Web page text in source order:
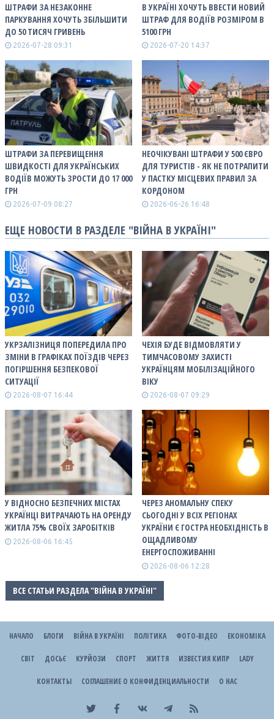
ШТРАФИ ЗА НЕЗАКОННЕ
ПАРКУВАННЯ ХОЧУТЬ ЗБІЛЬШИТИ
ДО 50 ТИСЯЧ ГРИВЕНЬ
2026-07-28 09:31
В УКРАЇНІ ХОЧУТЬ ВВЕСТИ НОВИЙ
ШТРАФ ДЛЯ ВОДІЇВ РОЗМІРОМ В
5100 ГРН
2026-07-20 14:37
ШТРАФИ ЗА ПЕРЕВИЩЕННЯ
ШВИДКОСТІ ДЛЯ УКРАЇНСЬКИХ
ВОДІЇВ МОЖУТЬ ЗРОСТИ ДО 17 000
ГРН
2026-07-09 08:27
НЕОЧІКУВАНІ ШТРАФИ У 500 ЄВРО
ДЛЯ ТУРИСТІВ - ЯК НЕ ПОТРАПИТИ
У ПАСТКУ МІСЦЕВИХ ПРАВИЛ ЗА
КОРДОНОМ
2026-06-26 16:48
ЕЩЕ НОВОСТИ В РАЗДЕЛЕ "ВІЙНА В УКРАЇНІ"
УКРЗАЛІЗНИЦЯ ПОПЕРЕДИЛА ПРО
ЗМІНИ В ГРАФІКАХ ПОЇЗДІВ ЧЕРЕЗ
ПОГІРШЕННЯ БЕЗПЕКОВОЇ
СИТУАЦІЇ
2026-08-07 16:44
ЧЕХІЯ БУДЕ ВІДМОВЛЯТИ У
ТИМЧАСОВОМУ ЗАХИСТІ
УКРАЇНЦЯМ МОБІЛІЗАЦІЙНОГО
ВІКУ
2026-08-07 09:29
У ВІДНОСНО БЕЗПЕЧНИХ МІСТАХ
УКРАЇНЦІ ВИТРАЧАЮТЬ НА ОРЕНДУ
ЖИТЛА 75% СВОЇХ ЗАРОБІТКІВ
2026-08-06 16:45
ЧЕРЕЗ АНОМАЛЬНУ СПЕКУ
СЬОГОДНІ У ВСІХ РЕГІОНАХ
УКРАЇНИ Є ГОСТРА НЕОБХІДНІСТЬ В
ОЩАДЛИВОМУ
ЕНЕРГОСПОЖИВАННІ
2026-08-06 12:28
ВСЕ СТАТЬИ РАЗДЕЛА "ВІЙНА В УКРАЇНІ"
НАЧАЛО БЛОГИ ВІЙНА В УКРАЇНІ ПОЛІТИКА ФОТО-ВІДЕО ЕКОНОМІКА
СВІТ ДОСЬЄ КУРЙОЗИ СПОРТ ЖИТТЯ ИЗВЕСТИЯ КИПР LADY
КОНТАКТЫ СОГЛАШЕНИЕ О КОНФИДЕНЦИАЛЬНОСТИ О НАС